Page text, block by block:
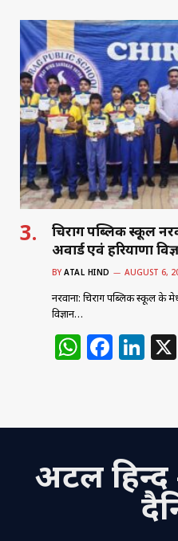
at
s
A
p
p
c
e
b
o
o
k
k
e
dI
n
चिराग पब्लिक स्कूल
अवार्ड एवं हरियाणा
BY ATAL HIND AUGUST 6,
नरवाना: चिराग पब्लिक स्कूल के
विज्ञान…
W
s
p
p
F
e
o
o
Li
e
n
अटल हिन्द -